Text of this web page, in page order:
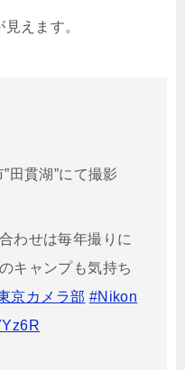
えます。
田貫湖”にて撮影
わせは毎年撮りに
キャンプも気持ち
京カメラ部 #Nikon